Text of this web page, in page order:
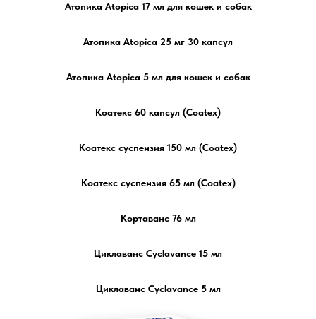
Атопика Atopica 17 мл для кошек и собак
Атопика Atopica 25 мг 30 капсул
Атопика Atopica 5 мл для кошек и собак
Коатекс 60 капсул (Coatex)
Коатекс суспензия 150 мл (Coatex)
Коатекс суспензия 65 мл (Coatex)
Кортаванс 76 мл
Циклаванс Cyclavance 15 мл
Циклаванс Cyclavance 5 мл